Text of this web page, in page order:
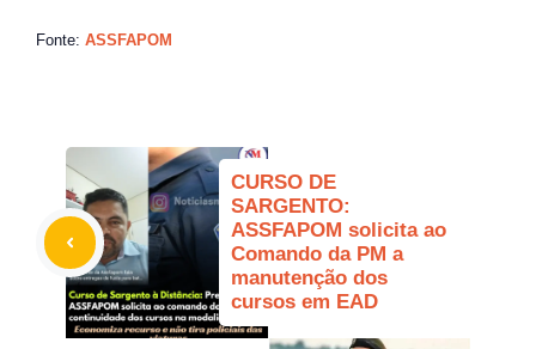
Fonte: ASSFAPOM
CURSO DE
SARGENTO:
ASSFAPOM solicita ao
Comando da PM a
manutenção dos
cursos em EAD